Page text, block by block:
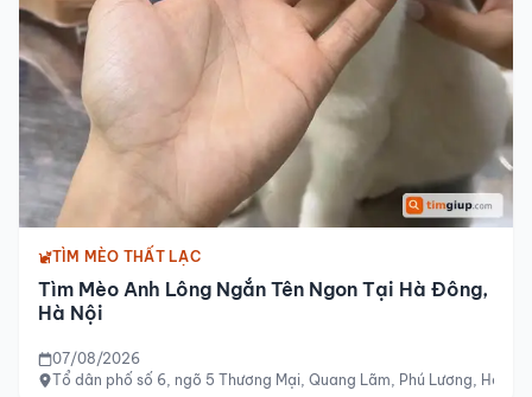
TÌM MÈO THẤT LẠC
Tìm Mèo Anh Lông Ngắn Tên Ngon Tại Hà Đông,
Hà Nội
07/08/2026
Tổ dân phố số 6, ngõ 5 Thương Mại, Quang Lãm, Phú Lương, Hà